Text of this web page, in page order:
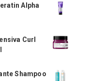
Alpha
Curl
Shampoo